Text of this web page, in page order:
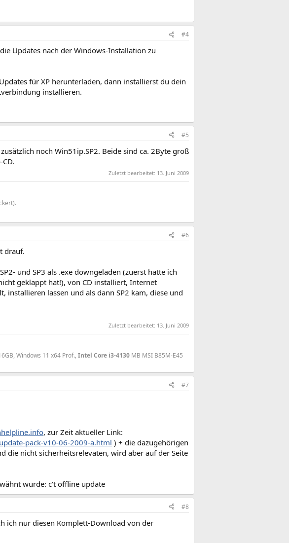
#4
Updates nach der Windows-Installation zu
für XP herunterladen, dann installierst du dein
installieren.
#5
noch Win51ip.SP2. Beide sind ca. 2Byte groß
Zuletzt bearbeitet: 13. Juni 2009
#6
drauf.
und SP3 als .exe downgeladen (zuerst hatte ich
geklappt hat!), von CD installiert, Internet
installieren lassen und als dann SP2 kam, diese und
Zuletzt bearbeitet: 13. Juni 2009
Windows 11 x64 Prof., Intel Core i3-4130 MB MSI B85M-E45
#7
, zur Zeit aktueller Link:
pack-v10-06-2009-a.html ) + die dazugehörigen
die nicht sicherheitsrelevaten, wird aber auf der Seite
wurde: c't offline update
#8
ich nur diesen Komplett-Download von der